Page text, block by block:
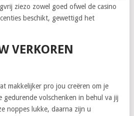
ziezo zowel goed ofwel de casino
beschikt, gewettigd het
VERKOREN
makkelijker pro jou creëren om je
gedurende volschenken in behul va jij
noppes lukke, daarna zijn u